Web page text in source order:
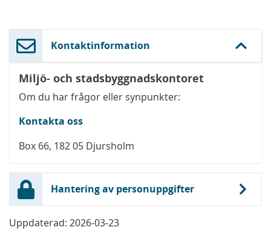
Kontaktinformation
Miljö- och stadsbyggnadskontoret
Om du har frågor eller synpunkter:
Kontakta oss
Box 66, 182 05 Djursholm
Hantering av personuppgifter
Uppdaterad: 2026-03-23